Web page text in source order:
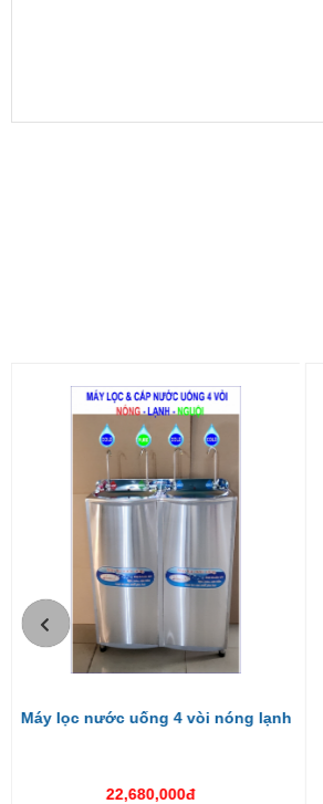
Máy lọc nước 2 vòi RO ST-01RO
9,072,000đ